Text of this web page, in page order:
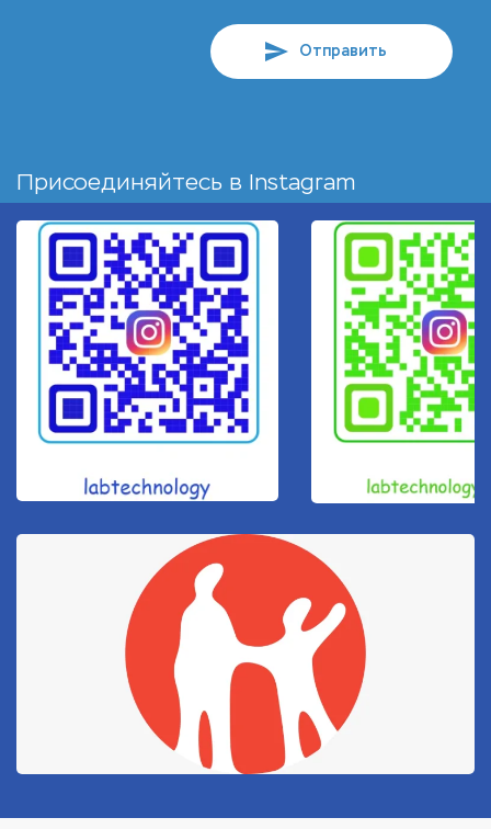
Отправить
Присоединяйтесь в Instagram